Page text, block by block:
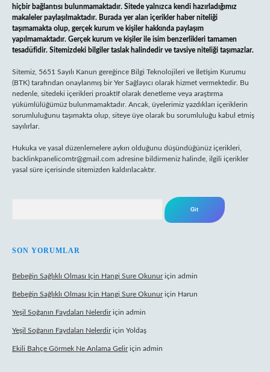
hiçbir bağlantısı bulunmamaktadır. Sitede yalnızca kendi hazırladığımız
makaleler paylaşılmaktadır. Burada yer alan içerikler haber niteliği
taşımamakta olup, gerçek kurum ve kişiler hakkında paylaşım
yapılmamaktadır. Gerçek kurum ve kişiler ile isim benzerlikleri tamamen
tesadüfidir. Sitemizdeki bilgiler taslak halindedir ve tavsiye niteliği taşımazlar.
Sitemiz, 5651 Sayılı Kanun gereğince Bilgi Teknolojileri ve İletişim Kurumu
(BTK) tarafından onaylanmış bir Yer Sağlayıcı olarak hizmet vermektedir. Bu
nedenle, sitedeki içerikleri proaktif olarak denetleme veya araştırma
yükümlülüğümüz bulunmamaktadır. Ancak, üyelerimiz yazdıkları içeriklerin
sorumluluğunu taşımakta olup, siteye üye olarak bu sorumluluğu kabul etmiş
sayılırlar.
Hukuka ve yasal düzenlemelere aykırı olduğunu düşündüğünüz içerikleri,
backlinkpanelicomtr@gmail.com adresine bildirmeniz halinde, ilgili içerikler
yasal süre içerisinde sitemizden kaldırılacaktır.
SON YORUMLAR
Bebeğin Sağlıklı Olması Için Hangi Sure Okunuriçin admin
Bebeğin Sağlıklı Olması Için Hangi Sure Okunuriçin Harun
Yeşil Soğanın Faydaları Nelerdiriçin admin
Yeşil Soğanın Faydaları Nelerdiriçin Yoldaş
Ekili Bahçe Görmek Ne Anlama Geliriçin admin